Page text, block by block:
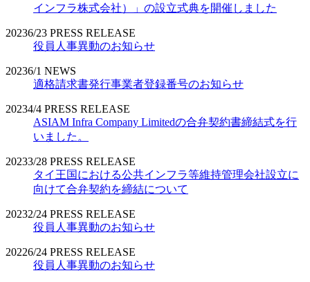
インフラ株式会社）」の設立式典を開催しました
20236/23 PRESS RELEASE
役員人事異動のお知らせ
20236/1 NEWS
適格請求書発行事業者登録番号のお知らせ
20234/4 PRESS RELEASE
ASIAM Infra Company Limitedの合弁契約書締結式を行
いました。
20233/28 PRESS RELEASE
タイ王国における公共インフラ等維持管理会社設立に
向けて合弁契約を締結について
20232/24 PRESS RELEASE
役員人事異動のお知らせ
20226/24 PRESS RELEASE
役員人事異動のお知らせ